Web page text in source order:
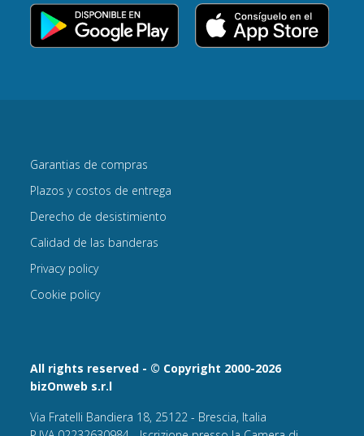
All rights reserved - © Copyright 2000-2026
bizOnweb s.r.l
Via Fratelli Bandiera 18, 25122 - Brescia, Italia
Garantias de compras
Plazos y costos de entrega
Derecho de desistimiento
Calidad de las banderas
Privacy policy
Cookie policy